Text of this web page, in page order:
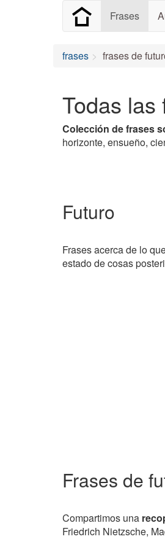
Frases
frases frases de
Todas las
Colección de frases
horizonte, ensueño,
Futuro
Frases acerca de lo
estado de cosas
Frases de
Compartimos una
Friedrich Nietzsche,